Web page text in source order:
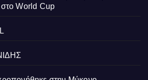
στο World Cup